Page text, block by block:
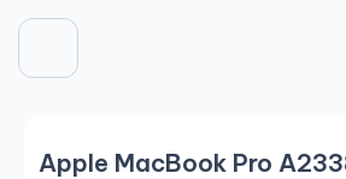
Apple MacBook Pro